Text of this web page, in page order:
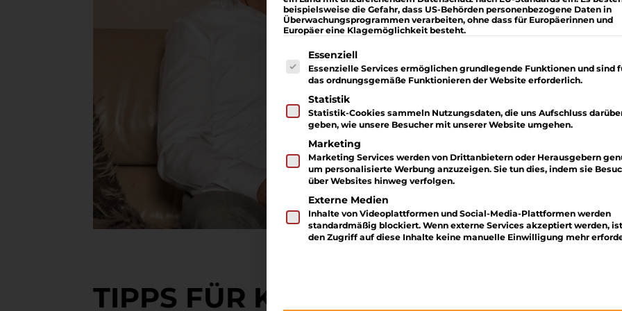
TIPPS FÜR KÄUFER BEI IHRER
beispielsweise die Gefahr, dass US-Behörden personenbezogene Daten in
Überwachungsprogrammen verarbeiten, ohne dass für Europäerinnen und
Europäer eine Klagemöglichkeit besteht.
Es folgt eine Liste der Service-Gruppen, für die eine
Essenziell
Essenzielle Services ermöglichen grundlegende Funktionen und sind
das ordnungsgemäße Funktionieren der Website erforderlich.
Statistik
Statistik-Cookies sammeln Nutzungsdaten, die uns Aufschluss
geben, wie unsere Besucher mit unserer Website umgehen.
Marketing
Marketing Services werden von Drittanbietern oder Herausgebern
um personalisierte Werbung anzuzeigen. Sie tun dies, indem sie
über Websites hinweg verfolgen.
Externe Medien
Inhalte von Videoplattformen und Social-Media-Plattformen werden
standardmäßig blockiert. Wenn externe Services akzeptiert werden,
den Zugriff auf diese Inhalte keine manuelle Einwilligung mehr